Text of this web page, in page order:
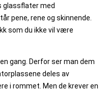
glassflater med
pene, rene og skinnende.
som du ikke vil være
gang. Derfor ser man dem
deles av
i rommet. Men de krever en